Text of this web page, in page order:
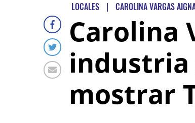
LOCALES | CAROLINA VARGAS
Carolina
industria
mostrar